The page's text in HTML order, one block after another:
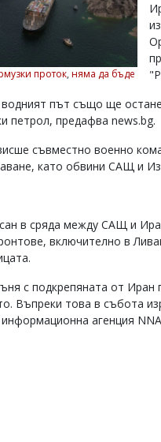
проток, няма да бъде
път също ще
петрол, предафва news.bg.
съвместно военно
като обвини САЩ и
в сряда между САЩ и
включително в
с подкрепяната от Иран
Въпреки това в събота
агенция